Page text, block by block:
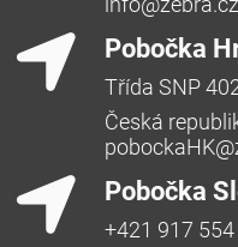
Pobočka
Třída SNP
Česká
Pobočka
+421 917